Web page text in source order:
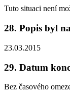
Tuto situaci není
28. Popis byl
23.03.2015
29. Datum
Bez časového